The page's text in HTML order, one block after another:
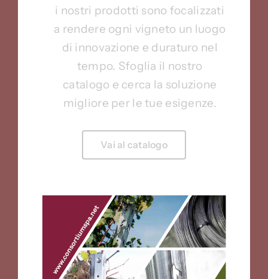
i nostri prodotti sono focalizzati
a rendere ogni vigneto un luogo
di innovazione e duraturo nel
tempo. Sfoglia il nostro
catalogo e cerca la soluzione
migliore per le tue esigenze.
Vai al catalogo